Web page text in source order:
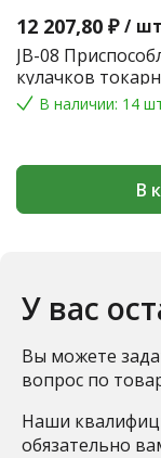
12 207,80 ₽ / шт
JB-08
кулачков
В наличии: 14
В
У вас
Вы можете
вопрос по
Наши
обязательно